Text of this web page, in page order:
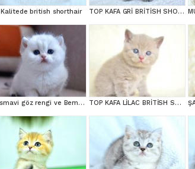
Kalitede british shorthair TOP KAFA GRİ BRİTİSH SHORTHAİR YAVRUMUZ
Masmavi göz rengi ve Bem beyaz tüyleri ile Silver British Shortair TOP KAFA LİLAC BRİTİSH SHORTHAİR YAVRULARIMIZ